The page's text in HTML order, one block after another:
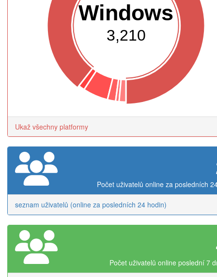
Windows
3,210
Ukaž všechny platformy
Počet uživatelů online za posledních
seznam uživatelů (online za posledních 24 hodin)
Počet uživatelů online poslední 7